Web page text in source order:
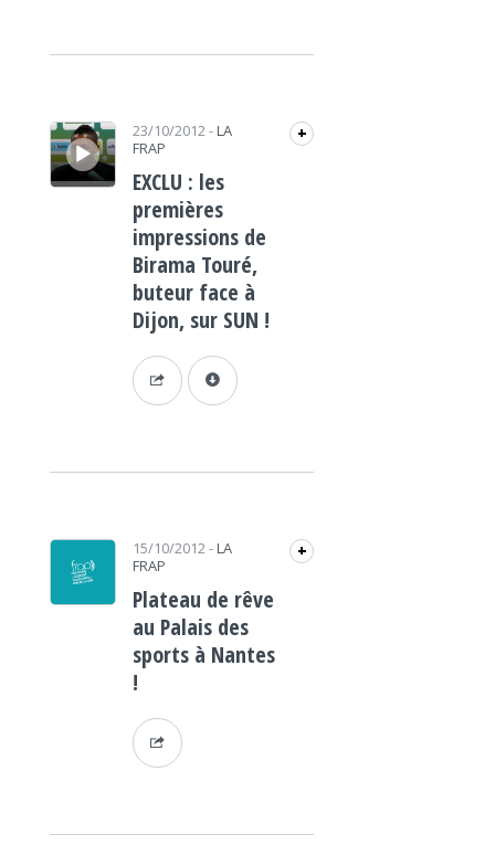
Lecteur audio 23/10/2012- LA
FRAP
+
EXCLU : les
premières
impressions de
Birama Touré,
buteur face à
Dijon, sur SUN !
15/10/2012- LA
FRAP
+
Plateau de rêve
au Palais des
sports à Nantes
!